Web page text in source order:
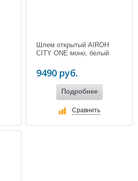
Шлем открытый AIROH
CITY ONE моно, белый
9490 руб.
Подробнее
Сравнить